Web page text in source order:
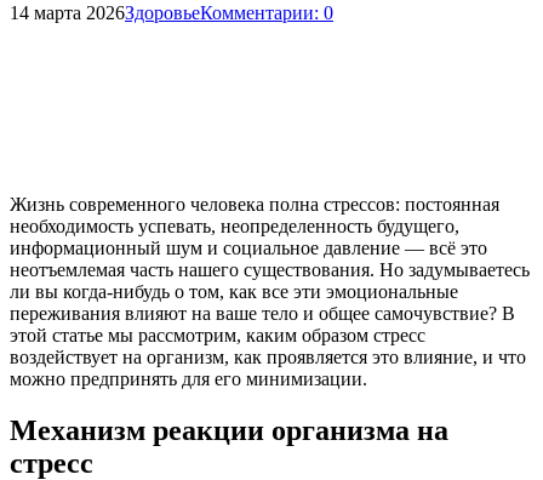
14 марта 2026ЗдоровьеКомментарии: 0
Жизнь современного человека полна стрессов: постоянная
необходимость успевать, неопределенность будущего,
информационный шум и социальное давление — всё это
неотъемлемая часть нашего существования. Но задумываетесь
ли вы когда-нибудь о том, как все эти эмоциональные
переживания влияют на ваше тело и общее самочувствие? В
этой статье мы рассмотрим, каким образом стресс
воздействует на организм, как проявляется это влияние, и что
можно предпринять для его минимизации.
Механизм реакции организма на
стресс